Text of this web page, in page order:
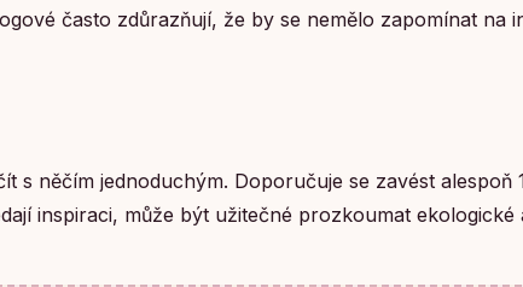
často zdůrazňují, že by se nemělo zapomínat
s něčím jednoduchým. Doporučuje se zavést
inspiraci, může být užitečné prozkoumat